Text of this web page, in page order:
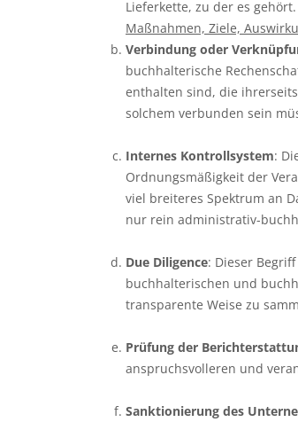
Lieferkette, zu der es
Maßnahmen, Ziele,
Verbindung oder
buchhalterische
enthalten sind, die
solchem verbunden sein
Internes Kontrollsystem:
Ordnungsmäßigkeit der
viel breiteres Spektrum an
nur rein administrativ-
Due Diligence: Dieser
buchhalterischen und
transparente Weise zu
Prüfung der
anspruchsvolleren und
Sanktionierung des